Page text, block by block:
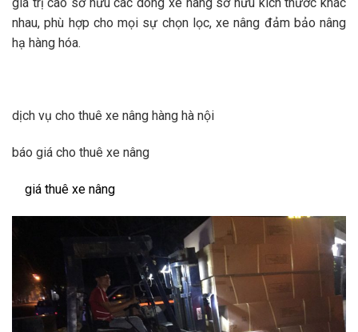
nhau, phù hợp cho mọi sự chọn lọc, xe nâng đảm bảo nâng
hạ hàng hóa.
dịch vụ cho thuê xe nâng hàng hà nội
báo giá cho thuê xe nâng
giá thuê xe nâng